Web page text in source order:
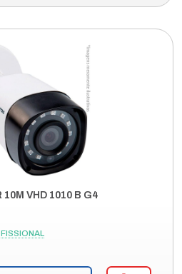
10M VHD 1010 B G4